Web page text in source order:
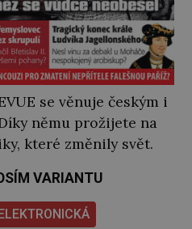
se věnuje českým i
němu prožijete na
které změnily svět.
VARIANTU
ELEKTRONICKÁ